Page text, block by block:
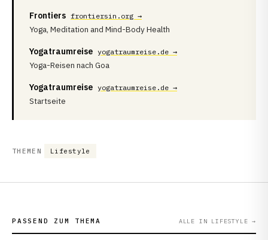
Frontiers frontiersin.org →
Yoga, Meditation and Mind-Body Health
Yogatraumreise yogatraumreise.de →
Yoga-Reisen nach Goa
Yogatraumreise yogatraumreise.de →
Startseite
THEMEN Lifestyle
PASSEND ZUM THEMA ALLE IN LIFESTYLE→